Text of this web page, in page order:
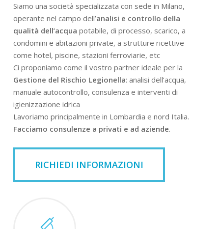
Siamo una società specializzata con sede in Milano,
operante nel campo dell’analisi e controllo della
qualità dell’acqua potabile, di processo, scarico, a
condomini e abitazioni private, a strutture ricettive
come hotel, piscine, stazioni ferroviarie, etc
Ci proponiamo come il vostro partner ideale per la
Gestione del Rischio Legionella: analisi dell’acqua,
manuale autocontrollo, consulenza e interventi di
igienizzazione idrica
Lavoriamo principalmente in Lombardia e nord Italia.
Facciamo consulenze a privati e ad aziende.
RICHIEDI INFORMAZIONI